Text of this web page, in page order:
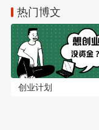
热门博文
创业计划